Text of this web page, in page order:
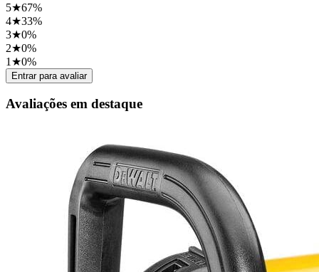
5★67%
4★33%
3★0%
2★0%
1 ★0%
Entrar para avaliar
Avaliações em destaque